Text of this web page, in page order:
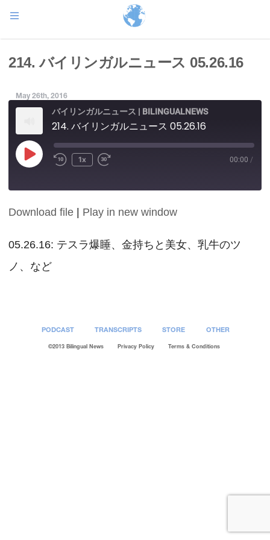
214. バイリンガルニュース 05.26.16
May 26th, 2016
バイリンガルニュース | BILINGUALNEWS
214. バイリンガルニュース 05.26.16
Play
Episode
1x 00:00 /
SHARE
LINK
EMBED
Download file Play in new window
05.26.16: テスラ爆睡、金持ちと美女、乳牛のツ
ノ、など
PODCAST TRANSCRIPTS STORE OTHER
©2013 Bilingual News Privacy Policy Terms & Conditions